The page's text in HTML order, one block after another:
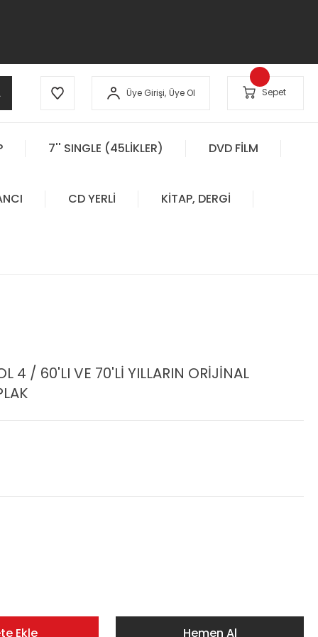
Üye Girişi, Üye Ol Sepet
7'' SINGLE (45LİKLER) DVD FİLM
CD YERLİ KİTAP, DERGİ
4 / 60'LI VE 70'Lİ YILLARIN ORİJİNAL
Ekle Hemen Al